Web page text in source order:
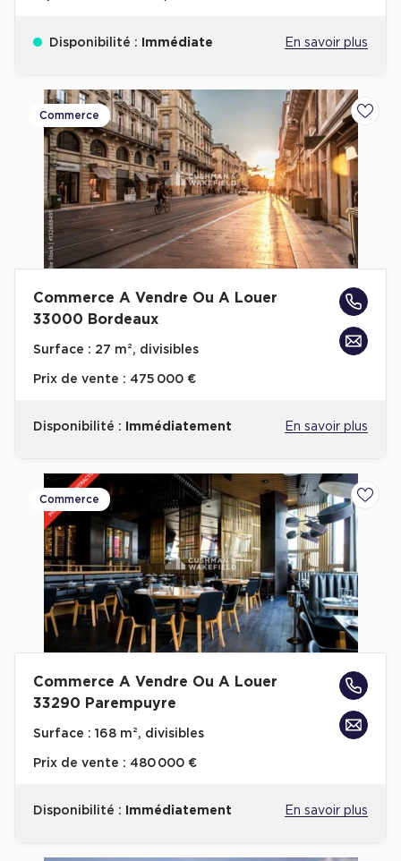
Disponibilité : Immédiate En savoir plus
Commerce
Commerce A Vendre Ou A Louer
33000 Bordeaux
Surface : 27 m², divisibles
Prix de vente : 475 000 €
Disponibilité : Immédiatement En savoir plus
Commerce
Commerce A Vendre Ou A Louer
33290 Parempuyre
Surface : 168 m², divisibles
Prix de vente : 480 000 €
Disponibilité : Immédiatement En savoir plus